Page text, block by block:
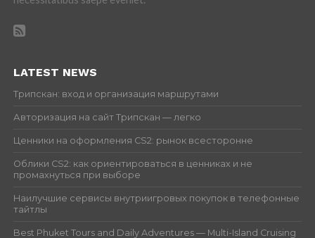
LATEST NEWS
Трипскан: вход и организация маршрутами
Авторизация на сайт Трипскан — легко
Ценники на оформления CS2: рынок всесторонне
Облики CS2: как ориентироваться в ценниках и не
промахнуться при выборе
Наилучшие сервисы внутриигровых покупок в телефонные
тайтлы
Best Phuket Tours and Daily Adventures — Multi-Island Cruising